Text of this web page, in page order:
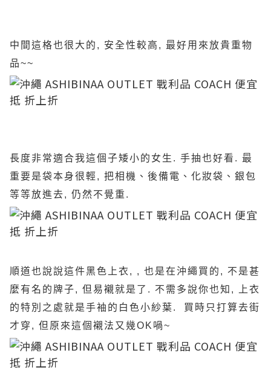
中間這格也很大的, 安全性較高, 最好用來放貴重物
品~~
長度非常適合我這個子矮小的女生. 手抽也好看. 最
重要是袋本身很輕, 把相機、後備電、化妝袋、銀包
等等放進去, 仍然不覺重.
順道也說說這件黑色上衣, , 也是在沖繩買的, 不是甚
麼有名的牌子, 但易襯就是了. 不需多說你也知, 上衣
的特別之處就是手袖的白色小紗葉. 買時只打算去街
才穿, 但原來這個襯法又幾OK喎~